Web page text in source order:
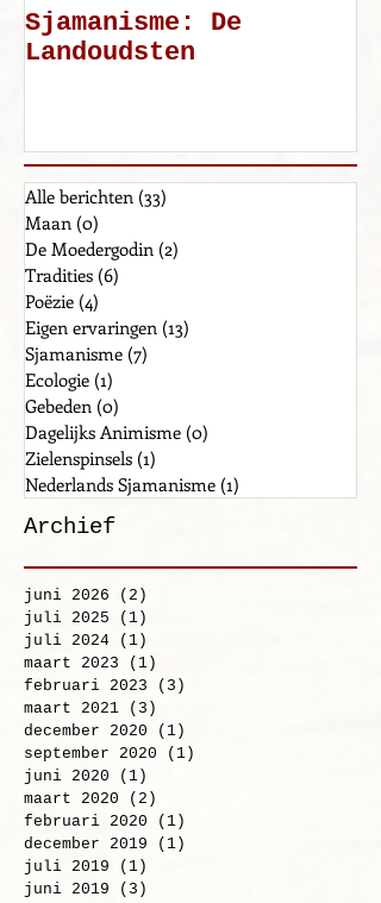
Nederlands
Alle berichten (33)33 posts
Maan (0) 0 posts
De Moedergodin
Tradities (6)6 posts
Poëzie (4)4 posts
Eigen ervaringen
Sjamanisme
Ecologie (1)1 post
Gebeden (0)0 posts
Dagelijks Animisme (0)0 posts
Zielenspinsels (1)1 post
Nederlands Sjamanisme
Archief
juni 2026 (2)
juli 2025
(1) 1 post
juli 2024
(1) 1 post
maart 2023
(1)
februari 2023
(3)
maart 2021
(3) 3 posts
december 2020
september 2020
juni 2020
(1) 1 post
maart 2020
(2)
2 posts
februari 2020
december 2019